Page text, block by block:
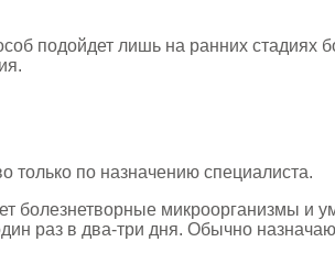
подойдет лишь на ранних стадиях
только по назначению специалиста.
болезнетворные микроорганизмы и
раз в два-три дня. Обычно